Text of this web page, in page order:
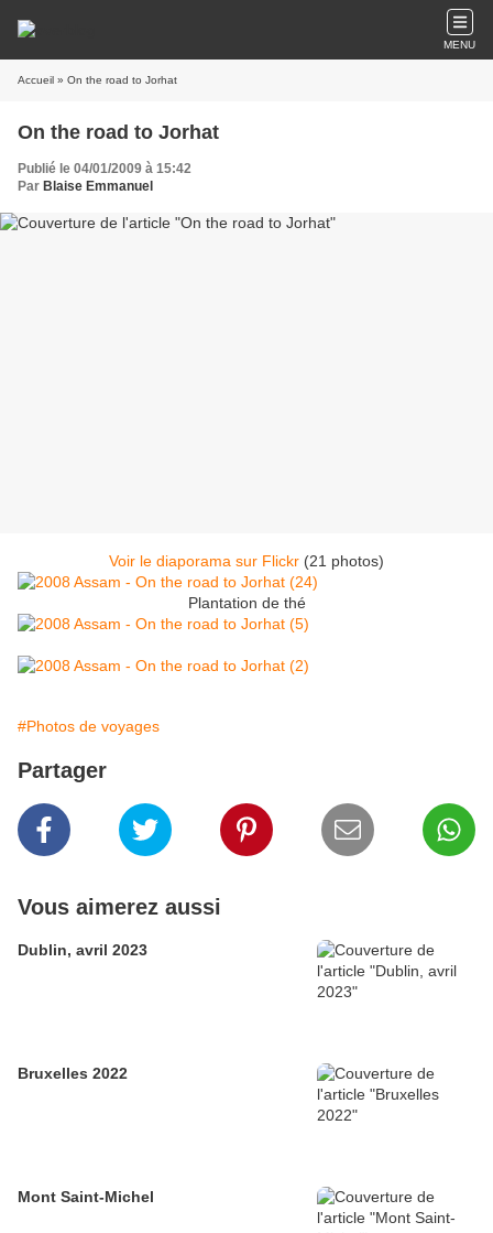
MENU
Accueil » On the road to Jorhat
On the road to Jorhat
Publié le 04/01/2009 à 15:42
Par Blaise Emmanuel
Voir le diaporama sur Flickr (21 photos)
Plantation de thé
#Photos de voyages
Partager
Vous aimerez aussi
Dublin, avril 2023
Bruxelles 2022
Mont Saint-Michel